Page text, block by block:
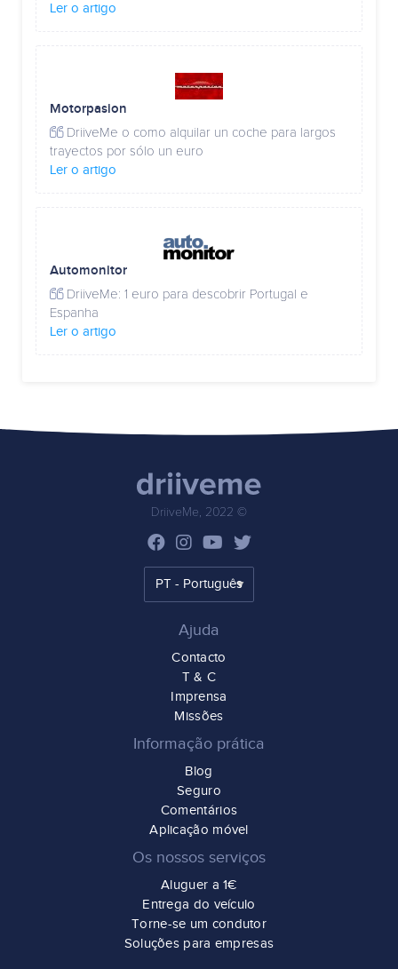
Ler o artigo
Motorpasion
DriiveMe o como alquilar un coche para largos
trayectos por sólo un euro
Ler o artigo
Automonitor
DriiveMe: 1 euro para descobrir Portugal e
Espanha
Ler o artigo
DriiveMe, 2022 ©
Ajuda
Contacto
T & C
Imprensa
Missões
Informação prática
Blog
Seguro
Comentários
Aplicação móvel
Os nossos serviços
Aluguer a 1€
Entrega do veículo
Torne-se um condutor
Soluções para empresas